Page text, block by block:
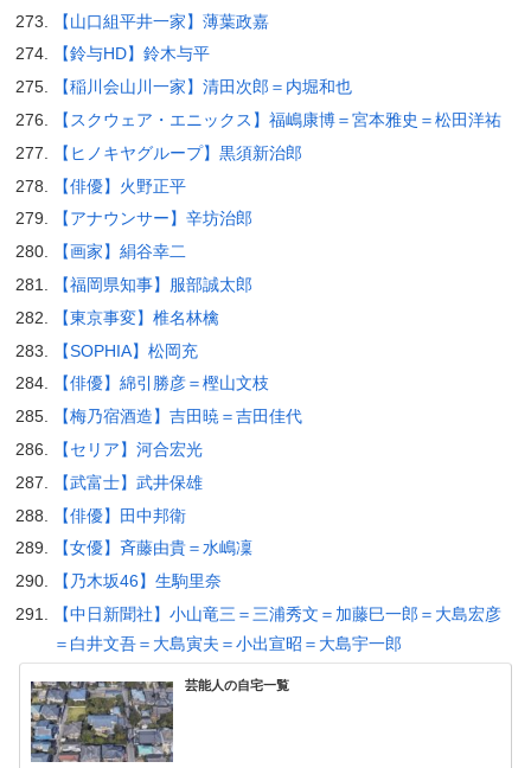
【山口組平井一家】薄葉政嘉
【鈴与HD】鈴木与平
【稲川会山川一家】清田次郎＝内堀和也
【スクウェア・エニックス】福嶋康博＝宮本雅史＝松田洋祐
【ヒノキヤグループ】黒須新治郎
【俳優】火野正平
【アナウンサー】辛坊治郎
【画家】絹谷幸二
【福岡県知事】服部誠太郎
【東京事変】椎名林檎
【SOPHIA】松岡充
【俳優】綿引勝彦＝樫山文枝
【梅乃宿酒造】吉田暁＝吉田佳代
【セリア】河合宏光
【武富士】武井保雄
【俳優】田中邦衛
【女優】斉藤由貴＝水嶋凜
【乃木坂46】生駒里奈
【中日新聞社】小山竜三＝三浦秀文＝加藤巳一郎＝大島宏彦
＝白井文吾＝大島寅夫＝小出宣昭＝大島宇一郎
芸能人の自宅一覧